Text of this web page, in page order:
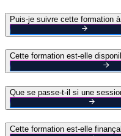
Puis-je suivre cette formation
Cette formation est-elle
Que se passe-t-il si une
Cette formation est-elle